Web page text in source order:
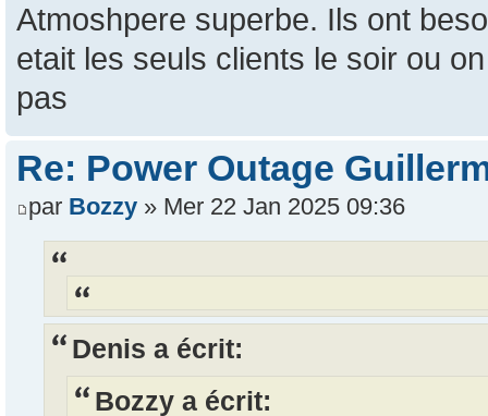
Atmoshpere superbe. Ils ont
etait les seuls clients le soir ou
pas
Re: Power Outage
par Bozzy » Mer 22 Jan 2025 09:36
Denis a écrit:
Bozzy a écrit: